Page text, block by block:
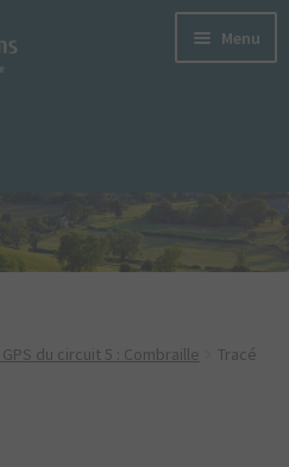
Menu
du circuit 5 : Combraille
Tracé